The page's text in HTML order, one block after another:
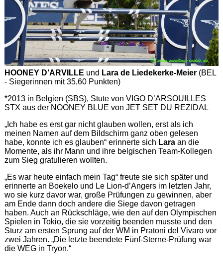
HOONEY D’ARVILLE und Lara de Liedekerke-Meier(BEL
- Siegerinnen mit 35,60 Punkten)
*2013 in Belgien (SBS), Stute von VIGO D’ARSOUILLES
STX aus der NOONEY BLUE von JET SET DU REZIDAL
„Ich habe es erst gar nicht glauben wollen, erst als ich
meinen Namen auf dem Bildschirm ganz oben gelesen
habe, konnte ich es glauben“ erinnerte sich Laraan die
Momente, als ihr Mann und ihre belgischen Team-Kollegen
zum Sieg gratulieren wollten.
„Es war heute einfach mein Tag“ freute sie sich später und
erinnerte an Boekelo und Le Lion-d’Angers im letzten Jahr,
wo sie kurz davor war, große Prüfungen zu gewinnen, aber
am Ende dann doch andere die Siege davon getragen
haben. Auch an Rückschläge, wie den auf den Olympischen
Spielen in Tokio, die sie vorzeitig beenden musste und den
Sturz am ersten Sprung auf der WM in Pratoni del Vivaro vor
zwei Jahren. „Die letzte beendete Fünf-Sterne-Prüfung war
die WEG in Tryon.“